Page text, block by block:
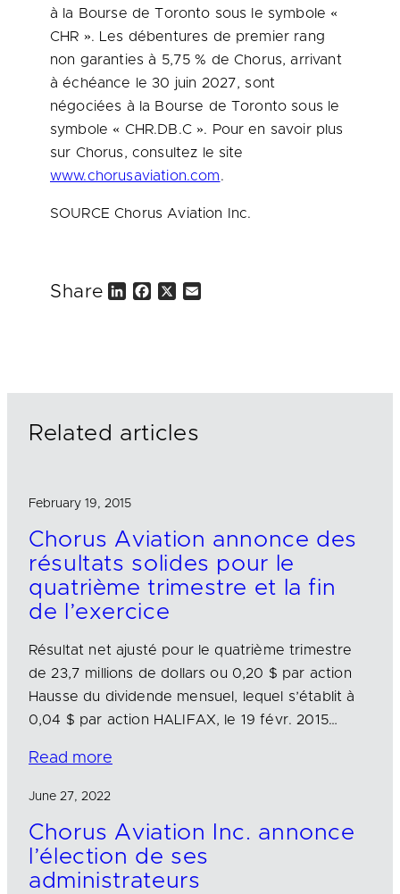
à la Bourse de Toronto sous le symbole «
CHR ». Les débentures de premier rang
non garanties à 5,75 % de Chorus, arrivant
à échéance le 30 juin 2027, sont
négociées à la Bourse de Toronto sous le
symbole « CHR.DB.C ». Pour en savoir plus
sur Chorus, consultez le site
www.chorusaviation.com.
SOURCE Chorus Aviation Inc.
Share
Related articles
February 19, 2015
Chorus Aviation annonce des
résultats solides pour le
quatrième trimestre et la fin
de l’exercice
Résultat net ajusté pour le quatrième trimestre
de 23,7 millions de dollars ou 0,20 $ par action
Hausse du dividende mensuel, lequel s’établit à
0,04 $ par action HALIFAX, le 19 févr. 2015…
Read more
June 27, 2022
Chorus Aviation Inc. annonce
l’élection de ses
administrateurs